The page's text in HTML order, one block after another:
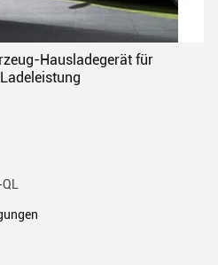
Hausladegerät für